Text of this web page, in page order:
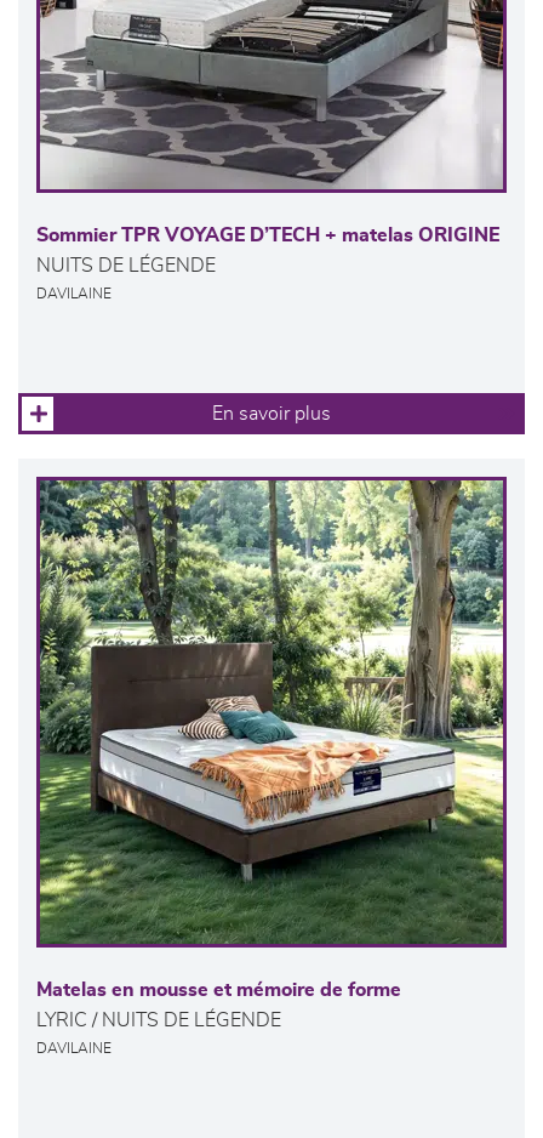
Sommier TPR VOYAGE D’TECH + matelas ORIGINE
NUITS DE LÉGENDE
DAVILAINE
En savoir plus
Matelas en mousse et mémoire de forme
LYRIC / NUITS DE LÉGENDE
DAVILAINE